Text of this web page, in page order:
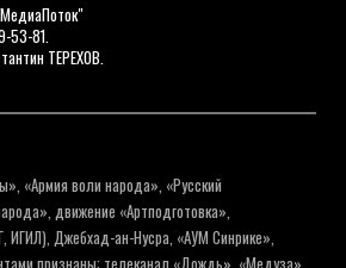
53-81.
ТЕРЕХОВ.
«Армия воли народа», «Русский
движение «Артподготовка»,
ИГИЛ), Джебхад-ан-Нусра, «АУМ Синрике»,
признаны: телеканал «Дождь», «Медуза»,